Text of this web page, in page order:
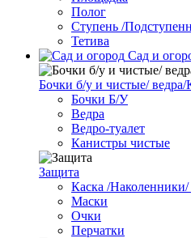
Полог
Ступень /
Тетива
Сад и
Бочки б/у и чистые/
Бочки Б/У
Ведра
Ведро-туалет
Канистры чистые
Защита
Каска /
Маски
Очки
Перчатки